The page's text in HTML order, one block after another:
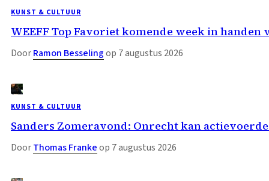
KUNST & CULTUUR
WEEFF Top Favoriet komende week in handen
DoorRamon Besselingop 7 augustus 2026
KUNST & CULTUUR
Sanders Zomeravond: Onrecht kan
DoorThomas Frankeop 7 augustus 2026